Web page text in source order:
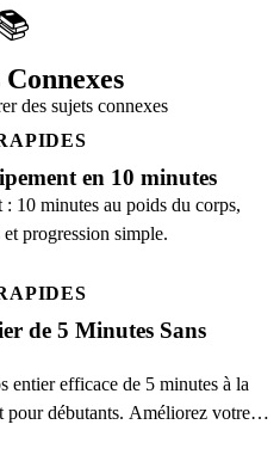
des sujets connexes
en 10 minutes
10 minutes au poids du corps,
progression simple.
de 5 Minutes Sans
entier efficace de 5 minutes à la
pour débutants. Améliorez votre